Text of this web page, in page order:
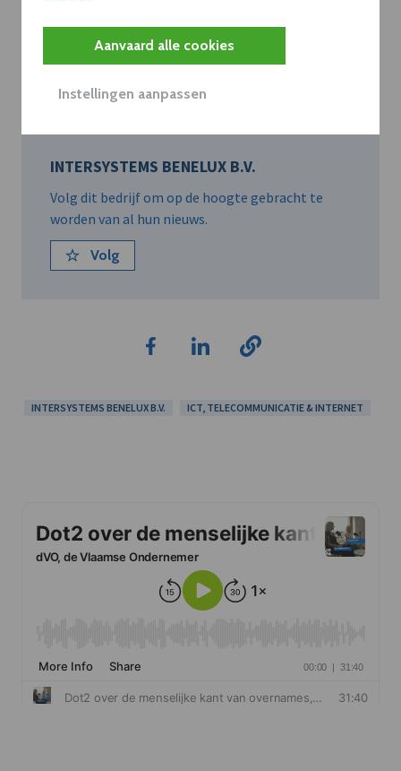
Aanvaard alle cookies
Instellingen aanpassen
Meer info: 02/464.97.20 of
www.intersystems.com.
INTERSYSTEMS BENELUX B.V.
Volg dit bedrijf om op de hoogte gebracht te
worden van al hun nieuws.
Volg
INTERSYSTEMS BENELUX B.V. ICT, TELECOMMUNICATIE & INTERNET